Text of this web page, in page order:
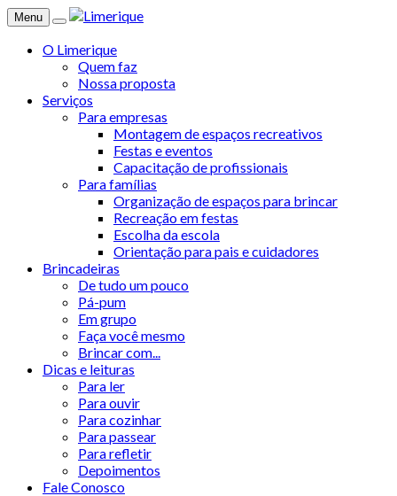
Menu
O Limerique
Quem faz
Nossa proposta
Serviços
Para empresas
Montagem de espaços recreativos
Festas e eventos
Capacitação de profissionais
Para famílias
Organização de espaços para brincar
Recreação em festas
Escolha da escola
Orientação para pais e cuidadores
Brincadeiras
De tudo um pouco
Pá-pum
Em grupo
Faça você mesmo
Brincar com...
Dicas e leituras
Para ler
Para ouvir
Para cozinhar
Para passear
Para refletir
Depoimentos
Fale Conosco